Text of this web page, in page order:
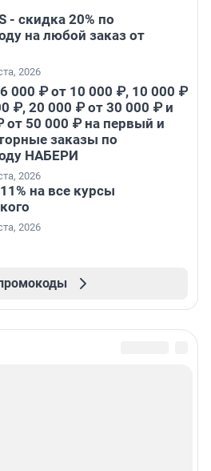
- скидка 20% по
на любой заказ от
2026
000 ₽ от 10 000 ₽, 10 000 ₽
₽, 20 000 ₽ от 30 000 ₽ и
от 50 000 ₽ на первый и
заказы по
НАБЕРИ
2026
на все курсы
2026